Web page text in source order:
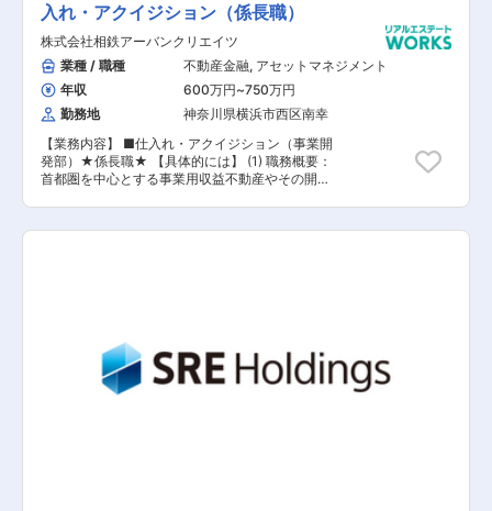
に基づいた評価を行い、給与改定は年2回、賞与
支給は年1回です。役員を含む業務執行者全員が
対象の評価制度で、結果が出れば上に上がり、出
なければ現状維持または下がるといった非常にシ
ンプルな制度です。明るい印象が少ない不動産業
界のイメージを変え、テクノロジーにより業界自
体をアップデートするためにも、柔軟性を持ち、
環境変化を恐れない方が責任者として活躍できる
人材であると考えています。IPOを通過点とし
て、常に成長を続ける企業であるため、まずは全
員が仕事を楽しみ、向上心を持って取り組むこと
ができる方々と共に未来を拓いていきたいです。
(3) 取得対象エリア（立地）：首都圏（特に都
心）ならびに政令指定都市等 (4) 配属予定部署：
事業開発部部
入れ・アクイジション（係長職）
株式会社相鉄アーバンクリエイツ
業種 / 職種
不動産金融, アセットマネジメント
年収
600万円~750万円
勤務地
神奈川県横浜市西区南幸
【業務内容】 ■仕入れ・アクイジション（事業開
発部）★係長職★ 【具体的には】 (1) 職務概要：
首都圏を中心とする事業用収益不動産やその開発
業施設、物流関連施設等、複合用途施設を含む既